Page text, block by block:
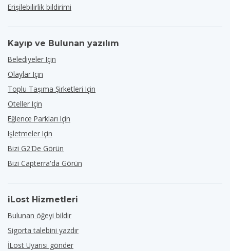
Erişilebilirlik bildirimi
Kayıp ve Bulunan yazılım
Belediyeler Için
Olaylar Için
Toplu Taşıma Şirketleri Için
Oteller Için
Eğlence Parkları Için
Işletmeler Için
Bizi G2'de Görün
Bizi Capterra'da Görün
iLost Hizmetleri
Bulunan öğeyi bildir
Sigorta talebini yazdır
İLost Uyarısı gönder